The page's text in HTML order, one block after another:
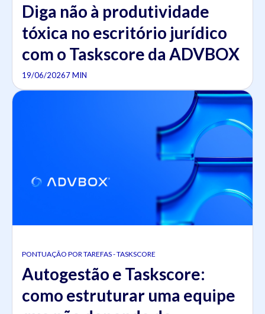
Diga não à produtividade
tóxica no escritório jurídico
com o Taskscore da ADVBOX
19/06/20267 MIN
PONTUAÇÃO POR TAREFAS - TASKSCORE
Autogestão e Taskscore:
como estruturar uma equipe